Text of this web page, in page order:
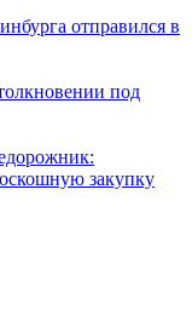
отправился в
под
закупку